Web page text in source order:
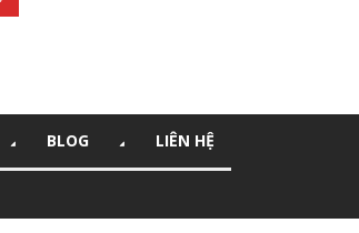
BLOG LIÊN HỆ